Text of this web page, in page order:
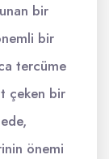
bir
bir
tercüme
çeken bir
önemi